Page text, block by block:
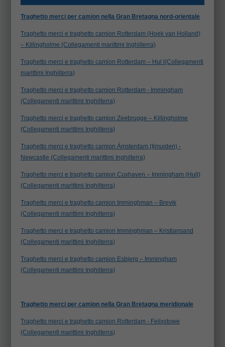
Traghetto merci per camion nella Gran Bretagna nord-orientale
Traghetto merci e traghetto camion Rotterdam (Hoek van Holland)
– Killingholme (Collegamenti marittimi Inghilterra)
Traghetto merci e traghetto camion Rotterdam – Hul l(Collegamenti
marittimi Inghilterra)
Traghetto merci e traghetto camion Rotterdam - Immingham
(Collegamenti marittimi Inghilterra)
Traghetto merci e traghetto camion Zeebrugge – Killingholme
(Collegamenti marittimi Inghilterra)
Traghetto merci e traghetto camion Ámsterdam (Ijmuiden) -
Newcastle (Collegamenti marittimi Inghilterra)
Traghetto merci e traghetto camion Cuxhaven – Immingham (Hull)
(Collegamenti marittimi Inghilterra)
Traghetto merci e traghetto camion Imminghman – Brevik
(Collegamenti marittimi Inghilterra)
Traghetto merci e traghetto camion Imminghman – Kristiansand
(Collegamenti marittimi Inghilterra)
Traghetto merci e traghetto camion Esbjerg – Immingham
(Collegamenti marittimi Inghilterra)
Traghetto merci per camion nella Gran Bretagna meridionale
Traghetto merci e traghetto camion Rotterdam - Felixstowe
(Collegamenti marittimi Inghilterra)